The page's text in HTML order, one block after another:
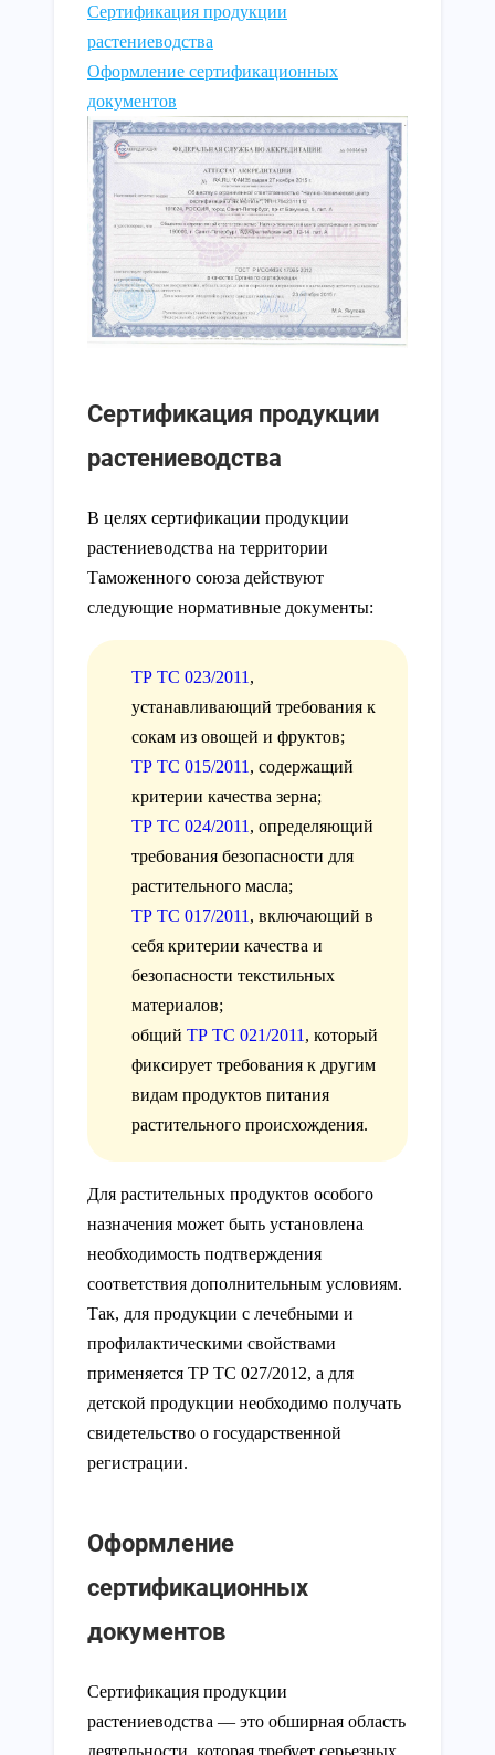
Сертификация продукции
растениеводства
Оформление сертификационных
документов
Сертификация продукции
растениеводства
В целях сертификации продукции
растениеводства на территории
Таможенного союза действуют
следующие нормативные документы:
ТР ТС 023/2011 ,
устанавливающий требования к
сокам из овощей и фруктов;
ТР ТС 015/2011 , содержащий
критерии качества зерна;
ТР ТС 024/2011 , определяющий
требования безопасности для
растительного масла;
ТР ТС 017/2011 , включающий в
себя критерии качества и
безопасности текстильных
материалов;
общий ТР ТС 021/2011 , который
фиксирует требования к другим
видам продуктов питания
растительного происхождения.
Для растительных продуктов особого
назначения может быть установлена
необходимость подтверждения
соответствия дополнительным условиям.
Так, для продукции с лечебными и
профилактическими свойствами
применяется ТР ТС 027/2012, а для
детской продукции необходимо получать
свидетельство о государственной
регистрации.
Оформление
сертификационных
документов
Сертификация продукции
растениеводства — это обширная область